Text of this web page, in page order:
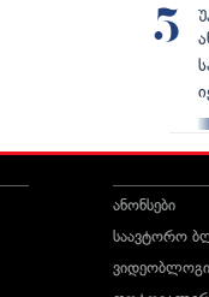
5
ანონსები
საავტორო
ვიდეობლოგი